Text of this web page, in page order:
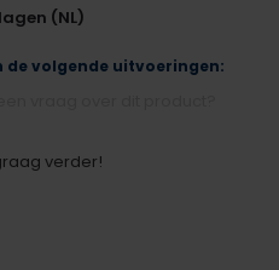
(NL)
volgende uitvoeringen:
verder!